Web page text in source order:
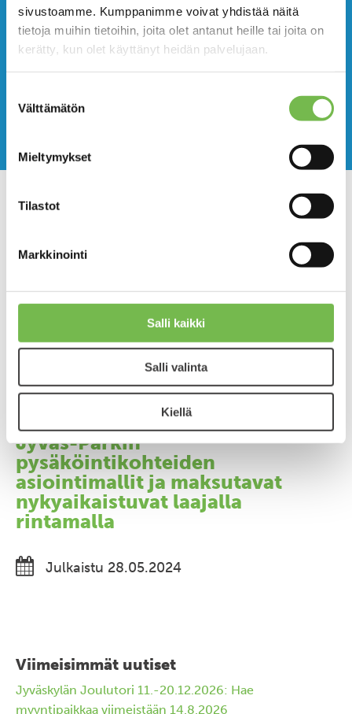
sivustoamme. Kumppanimme voivat yhdistää näitä
tietoja muihin tietoihin, joita olet antanut heille tai joita on
kerätty, kun olet käyttänyt heidän palvelujaan.
valinta
Välttämätön
Mieltymykset
Tilastot
Markkinointi
Salli kaikki
Salli valinta
Kiellä
Jyväs-Parkin
asiointimalli- ja
maksutapauudistukset jatkuvat
touko- ja kesäkuussa 2025
Julkaistu 24.04.2025
Jyväs-Parkin
pysäköintikohteiden
asiointimallit ja maksutavat
nykyaikaistuvat laajalla
rintamalla
Julkaistu 28.05.2024
Viimeisimmät uutiset
Jyväskylän Joulutori 11.-20.12.2026: Hae
myyntipaikkaa viimeistään 14.8.2026